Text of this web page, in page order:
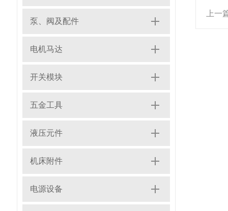
泵、阀及配件
电机马达
开关模块
五金工具
液压元件
机床附件
电源设备
上一